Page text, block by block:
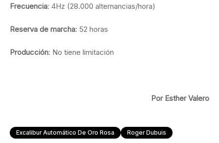
Frecuencia: 4Hz (28.000 alternancias/hora)
Reserva de marcha: 52 horas
Producción: No tiene limitación
Por Esther Valero
Excalibur Automático De Oro Rosa Roger Dubuis